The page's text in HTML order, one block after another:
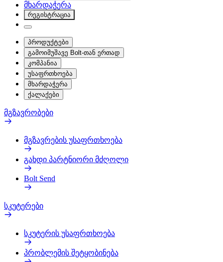
მხარდაჭერა
რეგისტრაცია
პროდუქტები
გამოიმუშავე Bolt-თან ერთად
კომპანია
უსაფრთხოება
მხარდაჭერა
ქალაქები
მგზავრობები
მგზავრების უსაფრთხოება
გახდი პარტნიორი მძღოლი
Bolt Send
სკუტერები
სკუტერის უსაფრთხოება
პრობლემის შეტყობინება